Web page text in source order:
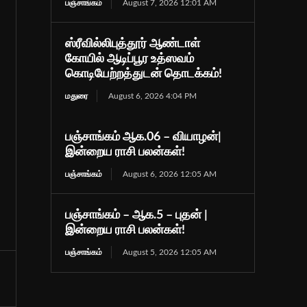
பஞ்சாங்கம் August 7, 2026 12:01 AM
ஸ்ரீவில்லிபுத்தூர் ஆண்டாள்
கோயில் ஆடிப்பூர உத்ஸவம்
கொடியேற்றத்துடன் தொடக்கம்!
மதுரை August 6, 2026 4:04 PM
பஞ்சாங்கம் ஆக.06 – வியாழன்|
இன்றைய ராசி பலன்கள்!
பஞ்சாங்கம் August 6, 2026 12:05 AM
பஞ்சாங்கம் – ஆக.5 – புதன் |
இன்றைய ராசி பலன்கள்!
பஞ்சாங்கம் August 5, 2026 12:05 AM